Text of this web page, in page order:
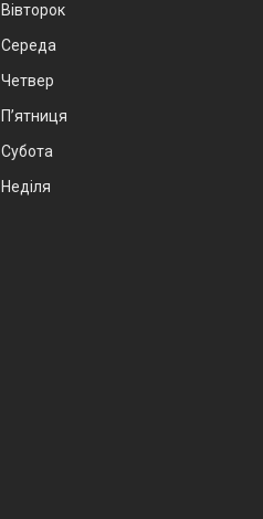
Вівторок
Середа
Четвер
Пʼятниця
Субота
Неділя